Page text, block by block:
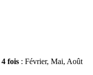
4 fois : Février, Mai, Août